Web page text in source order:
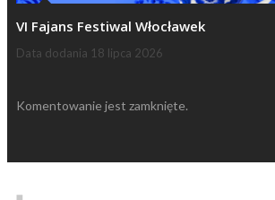
VI Fajans Festiwal Włocławek
Data dodania 18 lipca 2026
Komentowanie jest zamknięte.